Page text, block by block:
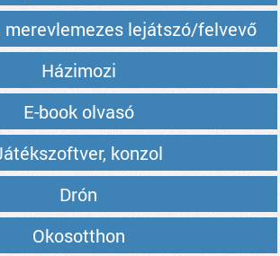
merevlemezes lejátszó/felvevő
Házimozi
E-book olvasó
konzol
Drón
Okosotthon